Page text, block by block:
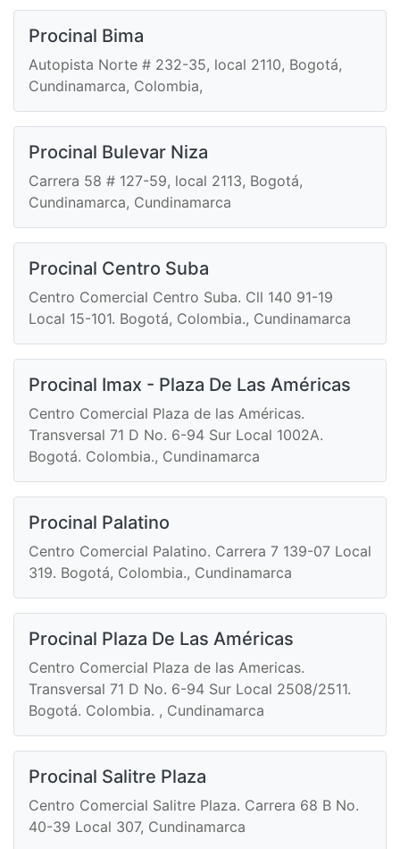
Procinal Bima
Autopista Norte # 232-35, local 2110, Bogotá,
Cundinamarca, Colombia,
Procinal Bulevar Niza
Carrera 58 # 127-59, local 2113, Bogotá,
Cundinamarca, Cundinamarca
Procinal Centro Suba
Centro Comercial Centro Suba. Cll 140 91-19
Local 15-101. Bogotá, Colombia., Cundinamarca
Procinal Imax - Plaza De Las Américas
Centro Comercial Plaza de las Américas.
Transversal 71 D No. 6-94 Sur Local 1002A.
Bogotá. Colombia., Cundinamarca
Procinal Palatino
Centro Comercial Palatino. Carrera 7 139-07 Local
319. Bogotá, Colombia., Cundinamarca
Procinal Plaza De Las Américas
Centro Comercial Plaza de las Americas.
Transversal 71 D No. 6-94 Sur Local 2508/2511.
Bogotá. Colombia. , Cundinamarca
Procinal Salitre Plaza
Centro Comercial Salitre Plaza. Carrera 68 B No.
40-39 Local 307, Cundinamarca